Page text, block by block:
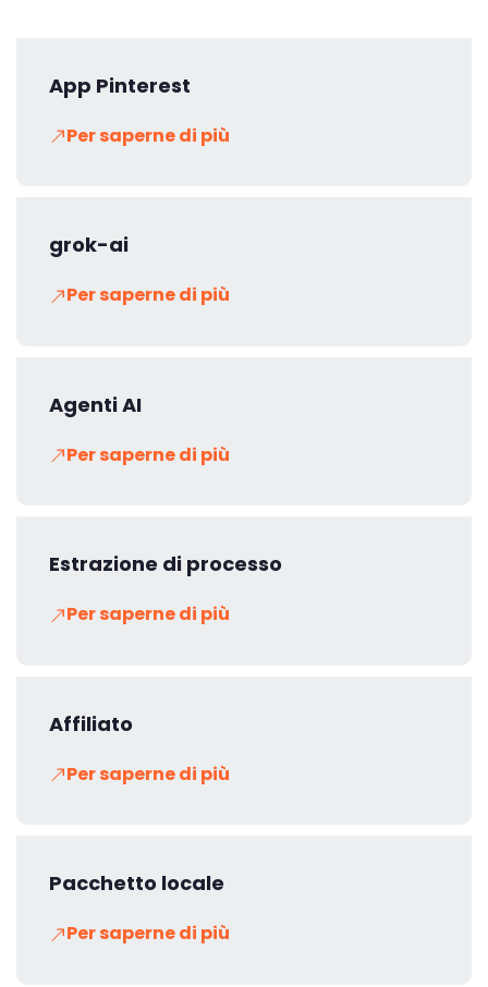
App Pinterest
Per saperne di più
grok-ai
Per saperne di più
Agenti AI
Per saperne di più
Estrazione di processo
Per saperne di più
Affiliato
Per saperne di più
Pacchetto locale
Per saperne di più